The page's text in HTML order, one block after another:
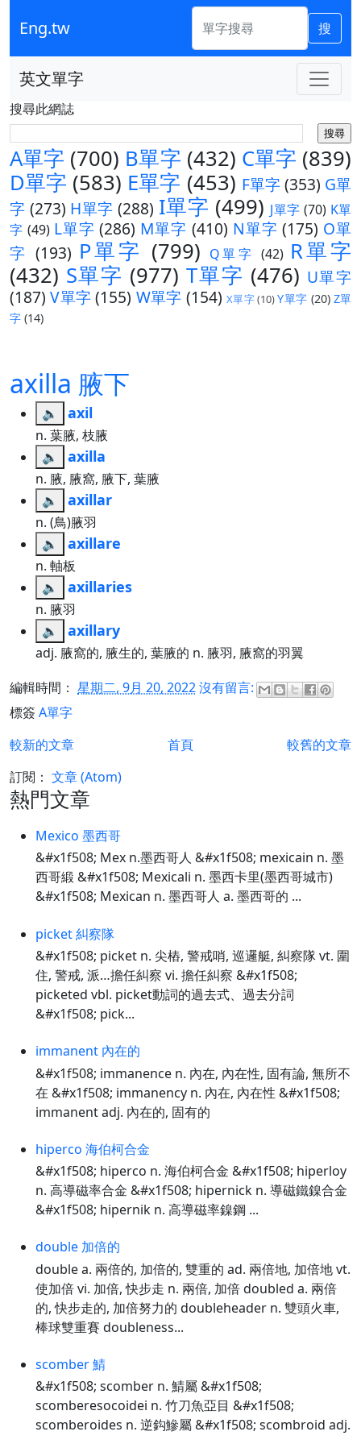
Eng.tw 搜
英文單字
搜尋此網誌
A單字 (700) B單字 (432) C單字 (839)
D單字 (583) E單字 (453) F單字(353) G單
字 (273) H單字 (288) I單字 (499) J單字 (70) K單
字 (49) L單字 (286) M單字 (410) N單字 (175) O單
字 (193) P單字 (799) Q單字 (42) R單字
(432) S單字 (977) T單字 (476) U單字
(187) V單字(155) W單字 (154) X單字(10)Y單字 (20) Z單
字 (14)
axilla 腋下
🔈 axil
n. 葉腋, 枝腋
🔈
axilla
n. 腋, 腋窩, 腋下, 葉腋
🔈
axillar
n. (鳥)腋羽
🔈
axillare
n. 軸板
🔈
axillaries
n. 腋羽
🔈
axillary
adj. 腋窩的, 腋生的, 葉腋的 n. 腋羽, 腋窩的羽翼
編輯時間： 星期二, 9月 20, 2022沒有留言:
標簽 A單字
較新的文章
較舊的文章
首頁
訂閱： 文章 (Atom)
熱門文章
Mexico 墨西哥
&#x1f508; Mex n.墨西哥人 &#x1f508; mexicain n. 墨
西哥緞 &#x1f508; Mexicali n. 墨西卡里(墨西哥城市)
&#x1f508; Mexican n. 墨西哥人 a. 墨西哥的 ...
picket 糾察隊
&#x1f508; picket n. 尖樁, 警戒哨, 巡邏艇, 糾察隊 vt. 圍
住, 警戒, 派…擔任糾察 vi. 擔任糾察 &#x1f508;
picketed vbl. picket動詞的過去式、過去分詞
&#x1f508; pick...
immanent 內在的
&#x1f508; immanence n. 內在, 內在性, 固有論, 無所不
在 &#x1f508; immanency n. 內在, 內在性 &#x1f508;
immanent adj. 內在的, 固有的
hiperco 海伯柯合金
&#x1f508; hiperco n. 海伯柯合金 &#x1f508; hiperloy
n. 高導磁率合金 &#x1f508; hipernick n. 導磁鐵鎳合金
&#x1f508; hipernik n. 高導磁率鎳鋼 ...
double 加倍的
double a. 兩倍的, 加倍的, 雙重的 ad. 兩倍地, 加倍地 vt.
使加倍 vi. 加倍, 快步走 n. 兩倍, 加倍 doubled a. 兩倍
的, 快步走的, 加倍努力的 doubleheader n. 雙頭火車,
棒球雙重賽 doubleness...
scomber 鯖
&#x1f508; scomber n. 鯖屬 &#x1f508;
scomberesocoidei n. 竹刀魚亞目 &#x1f508;
scomberoides n. 逆鈎鰺屬 &#x1f508; scombroid adj.